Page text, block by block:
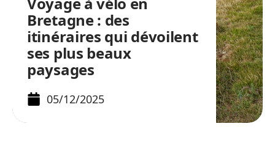
Bretagne : des
itinéraires qui dévoilent
ses plus beaux
paysages
05/12/2025